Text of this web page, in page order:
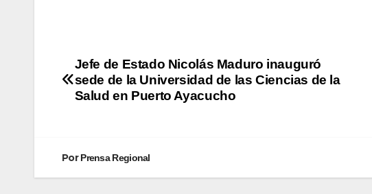
Jefe de Estado Nicolás Maduro inauguró
sede de la Universidad de las Ciencias de la
Salud en Puerto Ayacucho
PorPrensa Regional